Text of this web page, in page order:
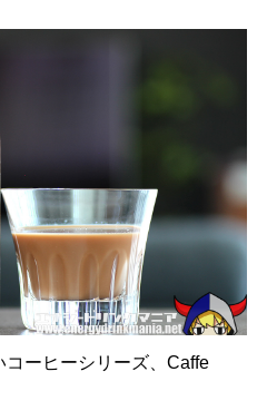
ーヒーシリーズ、Caffe